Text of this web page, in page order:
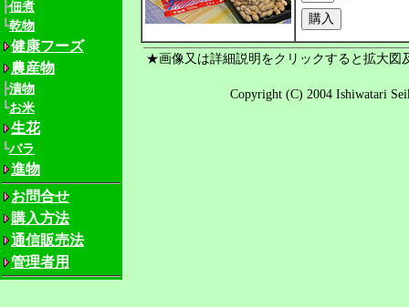
┣佃煮
┗乾物
健康フーズ
農産物
┣漬物
┗お米
生花
┗バラ
進物
お問合せ
購入方法
通信販売法
管理者用
★画像又は詳細説明をクリックすると拡大図
Copyright (C) 2004 Ishiwatari